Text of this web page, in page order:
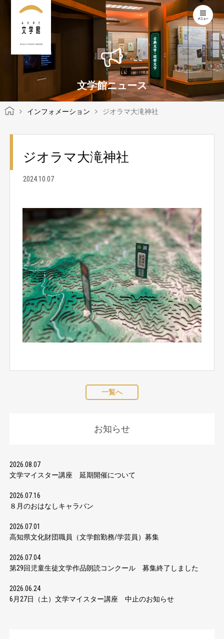
KOCHI LITERARY MUSEUM
文学館ニュース
インフォメーション ジオラマ大滝神社
ジオラマ大滝神社
2024.10.07
一覧へ
お知らせ
2026.08.07
文学マイスター講座 延期開催について
2026.07.16
８月のおはなしキャラバン
2026.07.01
高知県文化財団職員（文学館勤務/学芸員）募集
2026.07.04
第29回児童生徒文学作品朗読コンクール 募集終了しました
2026.06.24
6月27日（土）文学マイスター講座 中止のお知らせ